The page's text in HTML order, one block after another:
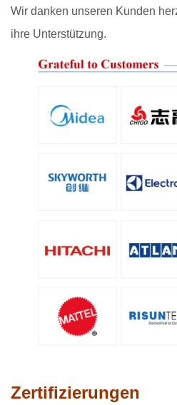
Wir danken unseren Kunden
ihre Unterstützung.
Zertifizierungen